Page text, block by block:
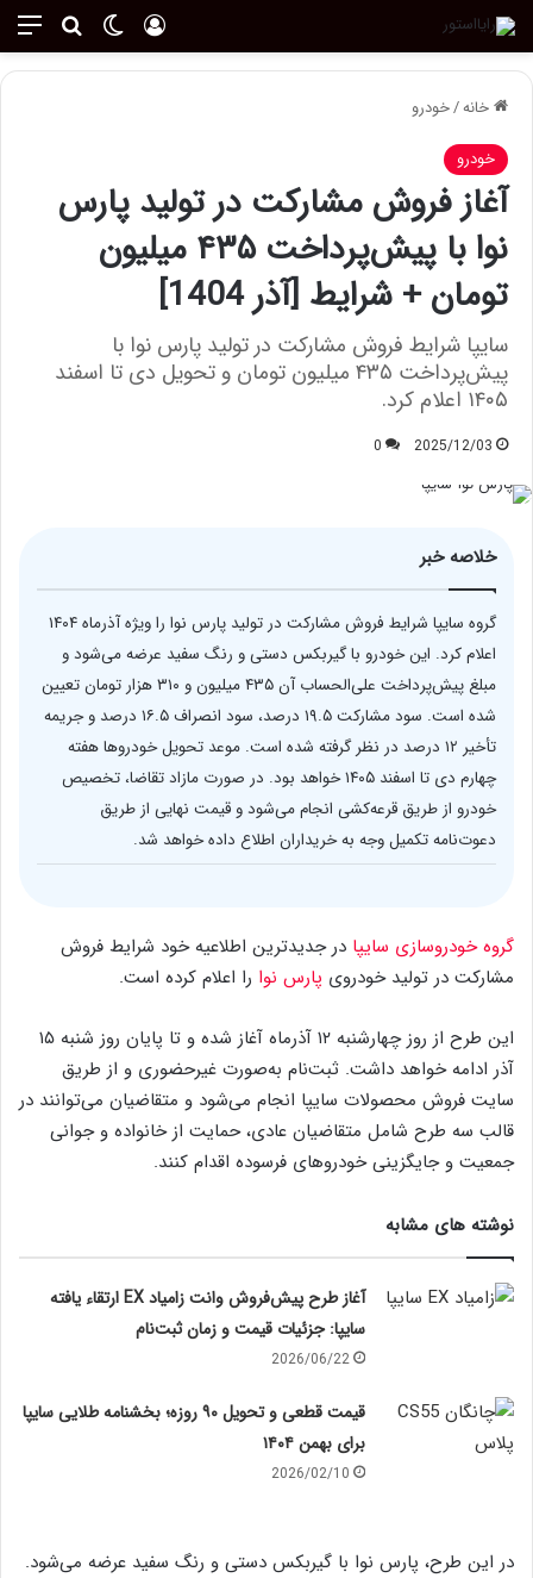
تغییر پوسته ورود
خانه/خودرو
خودرو
آغاز فروش مشارکت در تولید پارس
نوا با پیش‌پرداخت ۴۳۵ میلیون
تومان + شرایط [آذر 1404]
سایپا شرایط فروش مشارکت در تولید پارس نوا با
پیش‌پرداخت ۴۳۵ میلیون تومان و تحویل دی تا اسفند
۱۴۰۵ اعلام کرد.
2025/12/03
0
خلاصه خبر
گروه سایپا شرایط فروش مشارکت در تولید پارس نوا را ویژه آذرماه ۱۴۰۴
اعلام کرد. این خودرو با گیربکس دستی و رنگ سفید عرضه می‌شود و
مبلغ پیش‌پرداخت علی‌الحساب آن ۴۳۵ میلیون و ۳۱۰ هزار تومان تعیین
شده است. سود مشارکت ۱۹.۵ درصد، سود انصراف ۱۶.۵ درصد و جریمه
تأخیر ۱۲ درصد در نظر گرفته شده است. موعد تحویل خودروها هفته
چهارم دی تا اسفند ۱۴۰۵ خواهد بود. در صورت مازاد تقاضا، تخصیص
خودرو از طریق قرعه‌کشی انجام می‌شود و قیمت نهایی از طریق
دعوت‌نامه تکمیل وجه به خریداران اطلاع داده خواهد شد.
گروه خودروسازی سایپا در جدیدترین اطلاعیه خود شرایط فروش
مشارکت در تولید خودروی پارس نوا را اعلام کرده است.
این طرح از روز چهارشنبه ۱۲ آذرماه آغاز شده و تا پایان روز شنبه ۱۵
آذر ادامه خواهد داشت. ثبت‌نام به‌صورت غیرحضوری و از طریق
سایت فروش محصولات سایپا انجام می‌شود و متقاضیان می‌توانند در
قالب سه طرح شامل متقاضیان عادی، حمایت از خانواده و جوانی
جمعیت و جایگزینی خودروهای فرسوده اقدام کنند.
نوشته های مشابه
آغاز طرح پیش‌فروش وانت زامیاد EX ارتقاء یافته
سایپا: جزئیات قیمت و زمان ثبت‌نام
2026/06/22
قیمت قطعی و تحویل ۹۰ روزه؛ بخشنامه طلایی سایپا
برای بهمن ۱۴۰۴
2026/02/10
در این طرح، پارس نوا با گیربکس دستی و رنگ سفید عرضه می‌شود.